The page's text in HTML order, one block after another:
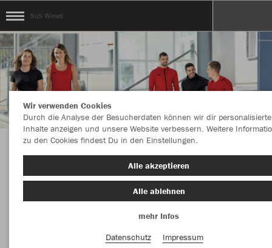
SuS Wesel
Hier erhältst Du Dein individuelles Sportoutfit.
Farbe
Wir verwenden Cookies
Durch die Analyse der Besucherdaten können wir dir personalisierte
Inhalte anzeigen und unsere Website verbessern. Weitere
zu den Cookies findest Du in den Einstellungen.
Alle akzeptieren
Alle ablehnen
mehr Infos
Datenschutz
Impressum